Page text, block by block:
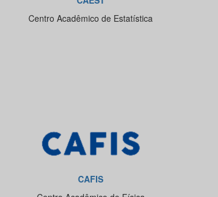
Centro Acadêmico de Estatística
CAFIS